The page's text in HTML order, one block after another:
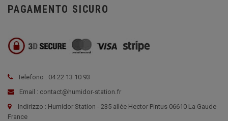
PAGAMENTO SICURO
Telefono : 04 22 13 10 93
Email : contact@humidor-station.fr
Indirizzo : Humidor Station - 235 allée Hector Pintus 06610 La Gaude
France